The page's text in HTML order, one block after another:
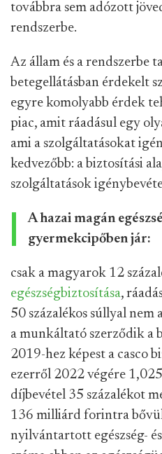
továbbra sem adózott
rendszerbe.
Az állam és a rendszerbe
betegellátásban érdekelt
egyre komolyabb érdek
piac, amit ráadásul egy
ami a szolgáltatásokat
kedvezőbb: a biztosítási
szolgáltatások
A hazai magán
gyermekcipőben jár:
csak a magyarok 12
egészségbiztosítása,
50 százalékos súllyal nem
a munkáltató szerződik a
2019-hez képest a casco
ezerről 2022 végére
díjbevétel 35 százalékot
136 milliárd forintra
nyilvántartott egészség-